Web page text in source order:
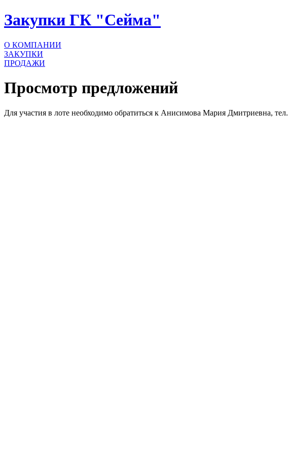
Закупки ГК "Сейма"
О КОМПАНИИ
ЗАКУПКИ
ПРОДАЖИ
Просмотр предложений
Для участия в лоте необходимо обратиться к Анисимова Мария Дмитриевна, тел.